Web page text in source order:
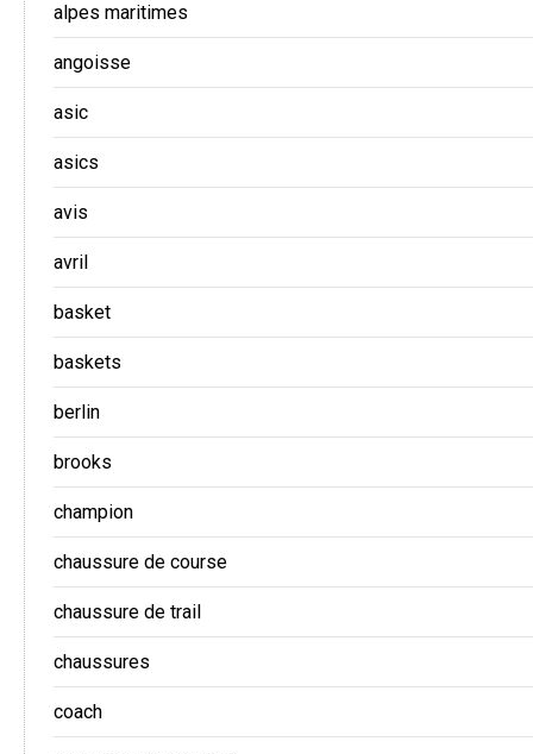
alpes maritimes
angoisse
asic
asics
avis
avril
basket
baskets
berlin
brooks
champion
chaussure de course
chaussure de trail
chaussures
coach